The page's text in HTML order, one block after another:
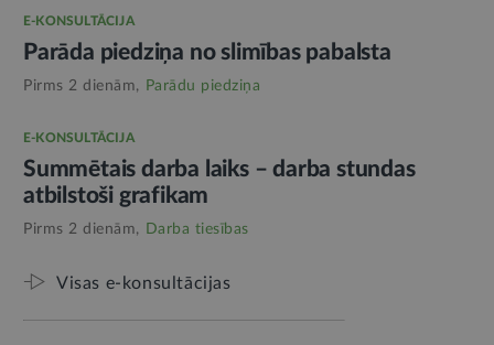
E-KONSULTĀCIJA
Parāda piedziņa no slimības pabalsta
Pirms 2 dienām, Parādu piedziņa
E-KONSULTĀCIJA
Summētais darba laiks – darba stundas
atbilstoši grafikam
Pirms 2 dienām, Darba tiesības
Visas e-konsultācijas